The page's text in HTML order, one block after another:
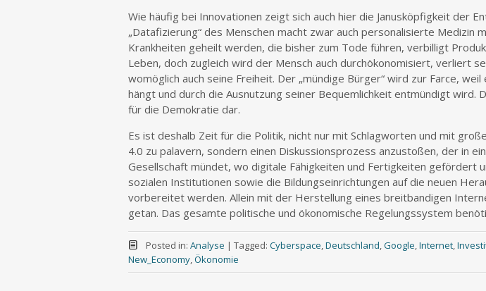
Wie häufig bei Innovationen zeigt sich auch hier die Janusköpfigkeit der
„Datafizierung“ des Menschen macht zwar auch personalisierte Medizin
Krankheiten geheilt werden, die bisher zum Tode führen, verbilligt
Leben, doch zugleich wird der Mensch auch durchökonomisiert, verliert
womöglich auch seine Freiheit. Der „mündige Bürger“ wird zur Farce, weil
hängt und durch die Ausnutzung seiner Bequemlichkeit entmündigt wird.
für die Demokratie dar.
Es ist deshalb Zeit für die Politik, nicht nur mit Schlagworten und mit
4.0 zu palavern, sondern einen Diskussionsprozess anzustoßen, der in
Gesellschaft mündet, wo digitale Fähigkeiten und Fertigkeiten gefördert
sozialen Institutionen sowie die Bildungseinrichtungen auf die neuen
vorbereitet werden. Allein mit der Herstellung eines breitbandigen
getan. Das gesamte politische und ökonomische Regelungssystem
Posted in: Analyse | Tagged: Cyberspace,Deutschland,Google,Internet,
New_Economy,Ökonomie